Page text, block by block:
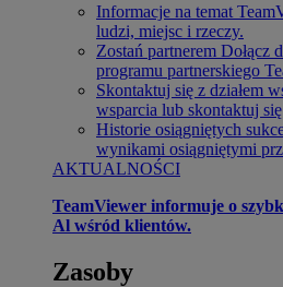
Informacje na temat
ludzi, miejsc i rzeczy.
Zostań partnerem Dołącz
programu partnerskiego
Skontaktuj się z działem
wsparcia lub skontaktuj się
Historie osiągniętych
wynikami osiągniętymi
AKTUALNOŚCI
TeamViewer informuje o
Al wśród klientów.
Zasoby